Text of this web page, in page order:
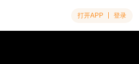
打开APP 登录